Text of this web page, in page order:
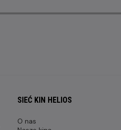
SIEĆ KIN HELIOS
O nas